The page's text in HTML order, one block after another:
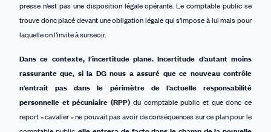
presse n’est pas une disposition légale opérante. Le comptable public se
trouve donc placé devant une obligation légale qui s’impose à lui mais pour
laquelle on l’invite à surseoir.
Dans ce contexte, l’incertitude plane. Incertitude d’autant moins
rassurante que, si la DG nous a assuré que ce nouveau contrôle
n’entrait pas dans le périmètre de l’actuelle responsabilité
personnelle et pécuniaire (RPP) du comptable public et que donc ce
report « cavalier » ne pouvait pas avoir de conséquences sur ce plan pour le